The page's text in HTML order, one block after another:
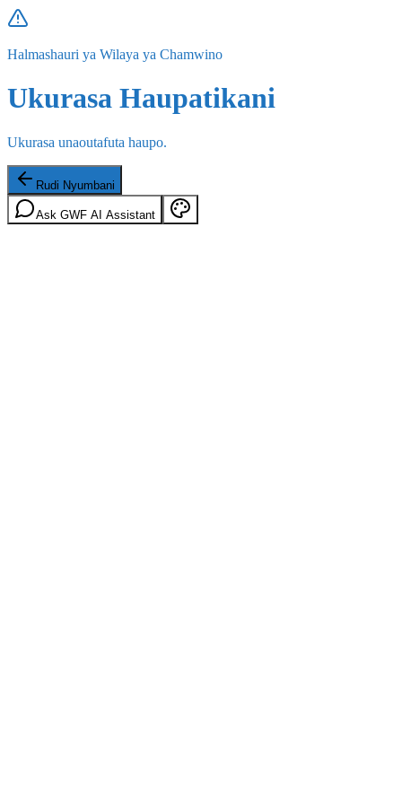
Halmashauri ya Wilaya ya Chamwino
Ukurasa Haupatikani
Ukurasa unaoutafuta haupo.
Rudi Nyumbani
Ask GWF AI Assistant